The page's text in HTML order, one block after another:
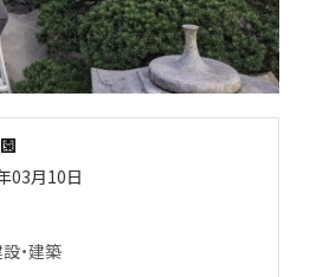
03月10日
・建築